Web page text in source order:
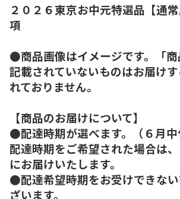
２０２６東京お中元特選品【通
項
●商品画像はイメージです。「商
記載されていないものはお届け
れておりません。
【商品のお届けについて】
●配達時期が選べます。（６月中
配達時期をご希望された場合は
にお届けいたします。
●配達希望時期をお受けできな
ざいます。